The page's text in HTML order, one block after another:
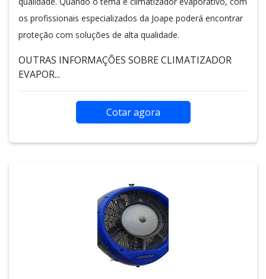
os profissionais especializados da Joape poderá encontrar
proteção com soluções de alta qualidade.
OUTRAS INFORMAÇÕES SOBRE CLIMATIZADOR
EVAPOR...
Cotar agora